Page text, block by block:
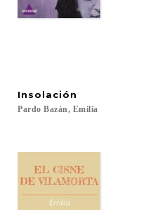
Insolación
Pardo Bazán, Emilia